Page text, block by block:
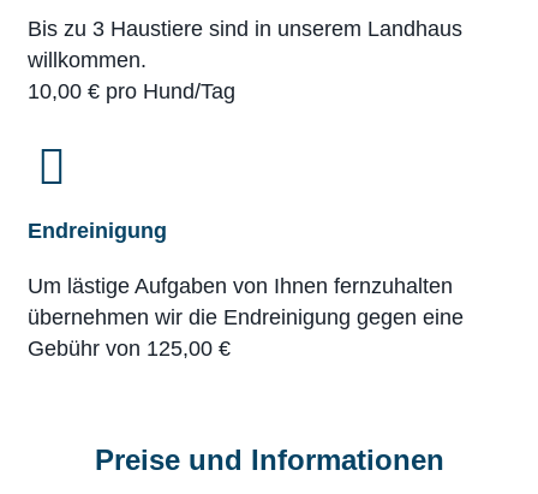
Bis zu 3 Haustiere sind in unserem Landhaus
willkommen.
10,00 € pro Hund/Tag
Endreinigung
Um lästige Aufgaben von Ihnen fernzuhalten
übernehmen wir die Endreinigung gegen eine
Gebühr von 125,00 €
Preise und Informationen